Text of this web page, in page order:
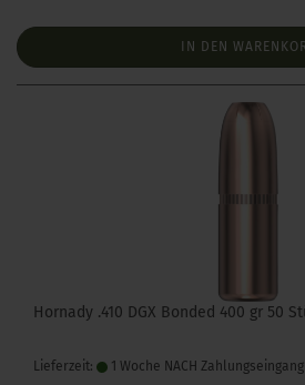
IN DEN
Hornady .410 DGX Bonded 400 gr 50
Lieferzeit: 1 Woche NACH Zahlungseingang